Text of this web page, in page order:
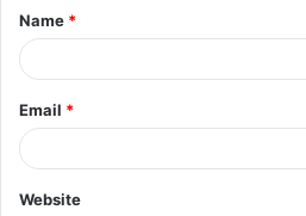
*
Name *
Email *
Website